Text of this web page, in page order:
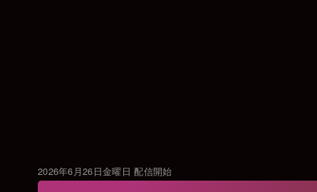
2026年6月26日金曜日 配信開始